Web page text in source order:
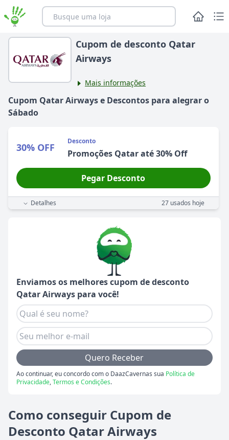
Cupom de desconto Qatar
Airways
Mais informações
Cupom Qatar Airwayse Descontos para alegraro
Sábado
30% OFF
Desconto
Promoções Qatar até 30% Off
Pegar Desconto
Detalhes 27usados hoje
Enviamos os melhores cupom de desconto
Qatar Airways para você!
Quero Receber
Ao continuar, eu concordo com o DaazCavernas sua Política de
Privacidade,Termos e Condições.
Como conseguir Cupom de
Desconto Qatar Airways